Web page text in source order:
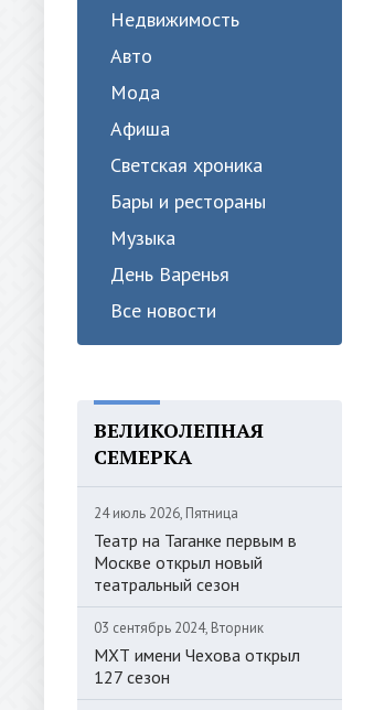
Недвижимость
Авто
Мода
Афиша
Светская хроника
Бары и рестораны
Музыка
День Варенья
Все новости
ВЕЛИКОЛЕПНАЯ
СЕМЕРКА
24 июль 2026, Пятница
Театр на Таганке первым в
Москве открыл новый
театральный сезон
03 сентябрь 2024, Вторник
МХТ имени Чехова открыл
127 сезон